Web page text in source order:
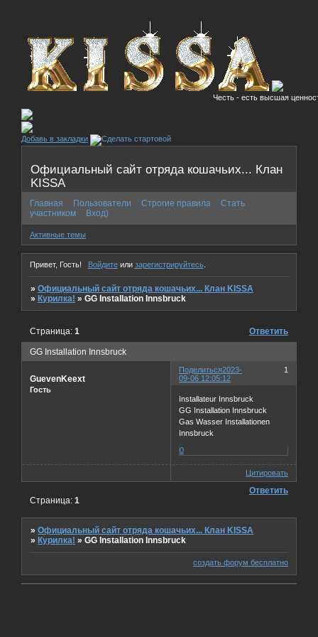
Честь - есть высшая
Добавь в закладки
Официальный сайт отряда кошачьих... Клан
KISSA
Главная Пользователи Строгие правила
Стать
участником
Вход)
Активные темы
Привет, Гость! Войдитеили зарегистрируйтесь.
»Официальный сайт отряда кошачьих... Клан KISSA
»Курилка! »GG Installation Innsbruck
GG Installation Innsbruck
Страница:1 Ответить
Поделиться 1
2023-
09-06 12:05:12
GuevenKeext
Гость
Installateur Innsbruck
GG Installation Innsbruck
Gas Wasser Installationen
Innsbruck
0
Цитировать
Ответить
Страница:1
»Официальный сайт отряда кошачьих... Клан KISSA
»Курилка! »GG Installation Innsbruck
создать форум бесплатно